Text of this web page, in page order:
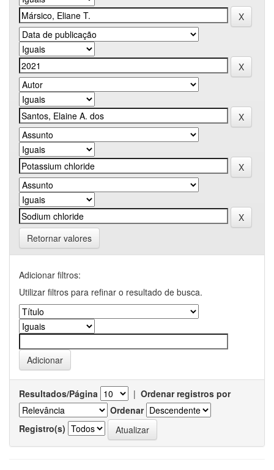
Retornar valores
Adicionar filtros:
Utilizar filtros para refinar o resultado de busca.
Resultados/Página | Ordenar registros por
Ordenar
Registro(s)